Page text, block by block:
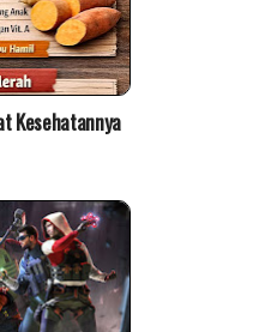
Kesehatannya